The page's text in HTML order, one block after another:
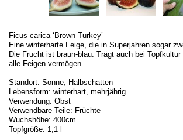
Ficus carica ‘Brown Turkey’
Eine winterharte Feige, die in Superjahren sogar
Die Frucht ist braun-blau. Trägt auch bei
alle Feigen vermögen.
Standort: Sonne, Halbschatten
Lebensform: winterhart, mehrjährig
Verwendung: Obst
Verwendbare Teile: Früchte
Wuchshöhe: 400cm
Topfgröße: 1,1 l